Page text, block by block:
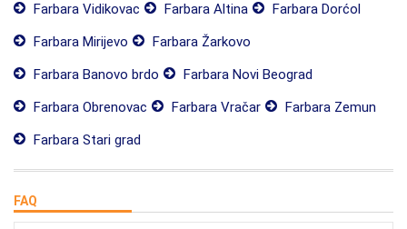
Farbara Vidikovac Farbara Altina
Farbara Dorćol
Farbara Mirijevo
Farbara Žarkovo
Farbara Banovo brdo
Farbara Novi Beograd
Farbara Obrenovac
Farbara Vračar
Farbara Zemun
Farbara Stari grad
FAQ